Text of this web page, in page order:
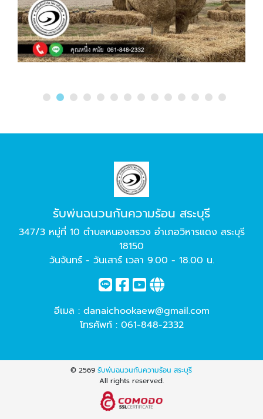
รับพ่นฉนวนกันความร้อน สระบุรี
347/3 หมู่ที่ 10 ตำบลหนองสรวง อำเภอวิหารแดง สระบุรี
18150
วันจันทร์ - วันเสาร์ เวลา 9.00 - 18.00 น.
อีเมล : danaichookaew@gmail.com
โทรศัพท์ : 061-848-2332
© 2569รับพ่นฉนวนกันความร้อน สระบุรี
All rights reserved.